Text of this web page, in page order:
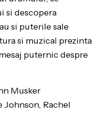
si descopera
si puterile sale
si muzical prezinta
puternic despre
Musker
Johnson, Rachel